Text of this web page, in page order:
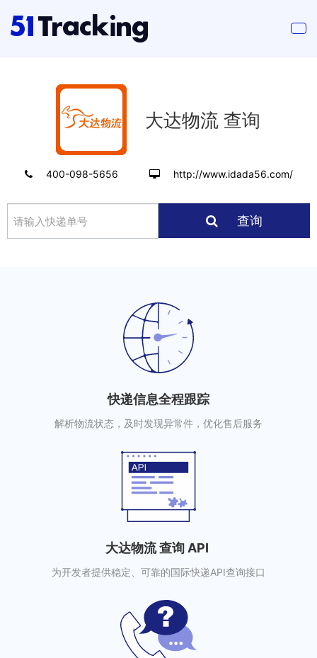
大达物流 查询
400-098-5656 http://www.idada56.com/
查询
快递信息全程跟踪
解析物流状态，及时发现异常件，优化售后服务
大达物流 查询 API
为开发者提供稳定、可靠的国际快递API查询接口